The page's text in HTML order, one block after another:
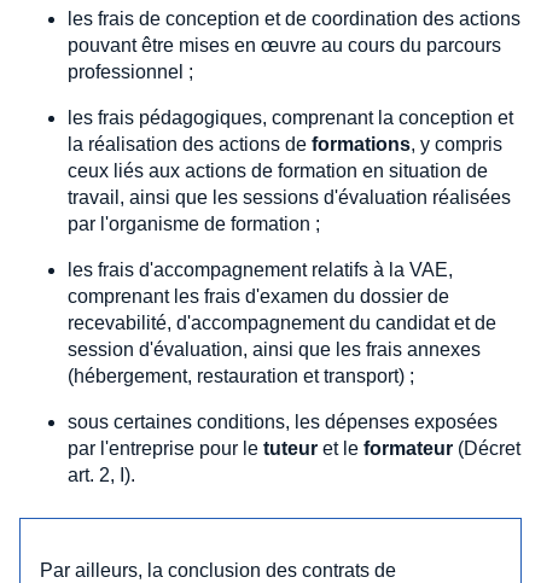
les frais de conception et de coordination des actions
pouvant être mises en œuvre au cours du parcours
professionnel ;
les frais pédagogiques, comprenant la conception et
la réalisation des actions de formations, y compris
ceux liés aux actions de formation en situation de
travail, ainsi que les sessions d'évaluation réalisées
par l'organisme de formation ;
les frais d'accompagnement relatifs à la VAE,
comprenant les frais d'examen du dossier de
recevabilité, d'accompagnement du candidat et de
session d'évaluation, ainsi que les frais annexes
(hébergement, restauration et transport) ;
sous certaines conditions, les dépenses exposées
par l'entreprise pour le tuteur et le formateur (Décret
art. 2, I).
Par ailleurs, la conclusion des contrats de